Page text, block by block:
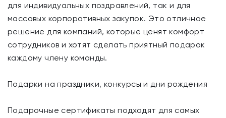
для индивидуальных поздравлений, так и для
массовых корпоративных закупок. Это отличное
решение для компаний, которые ценят комфорт
сотрудников и хотят сделать приятный подарок
каждому члену команды.
Подарки на праздники, конкурсы и дни рождения
Подарочные сертификаты подходят для самых